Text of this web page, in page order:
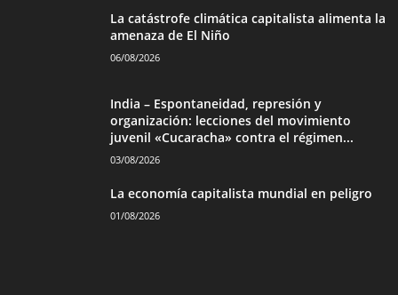
La catástrofe climática capitalista alimenta la
amenaza de El Niño
06/08/2026
India – Espontaneidad, represión y
organización: lecciones del movimiento
juvenil «Cucaracha» contra el régimen...
03/08/2026
La economía capitalista mundial en peligro
01/08/2026